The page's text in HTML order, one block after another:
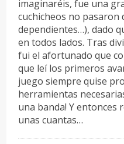
imaginaréis, fue una
cuchicheos no pasaron
dependientes…), dado
en todos lados. Tras
fui el afortunado que
que leí los primeros
juego siempre quise
herramientas
una banda! Y entonces
unas cuantas…